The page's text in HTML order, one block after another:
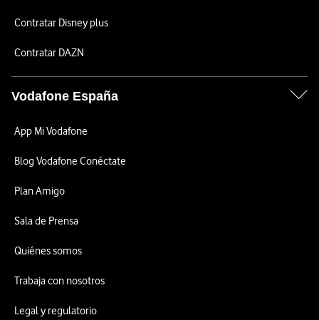
Contratar Disney plus
Contratar DAZN
Vodafone España
App Mi Vodafone
Blog Vodafone Conéctate
Plan Amigo
Sala de Prensa
Quiénes somos
Trabaja con nosotros
Legal y regulatorio